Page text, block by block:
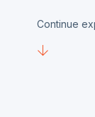
Continue